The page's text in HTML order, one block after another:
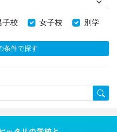
子校 女子校 別学
条件で探す